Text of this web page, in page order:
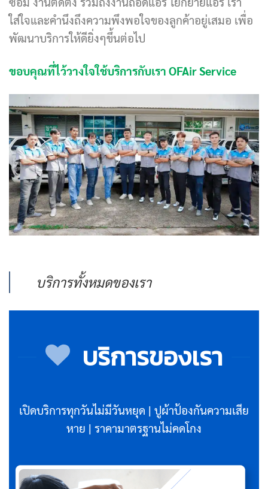
ใส่ใจและคำนึงถึงความพึงพอใจของลูกค้าอยู่เสมอ เพื่อ
พัฒนาบริการให้ดียิ่งๆขึ้นต่อไป
ขอบคุณที่ไว้วางใจใช้บริการกับเรา OFAir Service
บริการทั้งหมดของเรา
บริการของเรา
เปิดบริการทุกวันไม่มีวันหยุด | ปูผ้าป้องกันความเสีย
หาย | ราคามาตรฐานไม่คดโกง